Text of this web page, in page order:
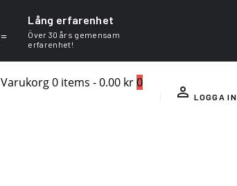
Lång erfarenhet
Över 30 års gemensam
erfarenhet!
Varukorg0 items -0.00 kr0
LOGGA IN